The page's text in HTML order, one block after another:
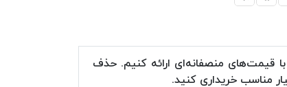
با قیمت‌های منصفانه‌ای ارائه کنیم. حذف
مناسب خریداری کنید.